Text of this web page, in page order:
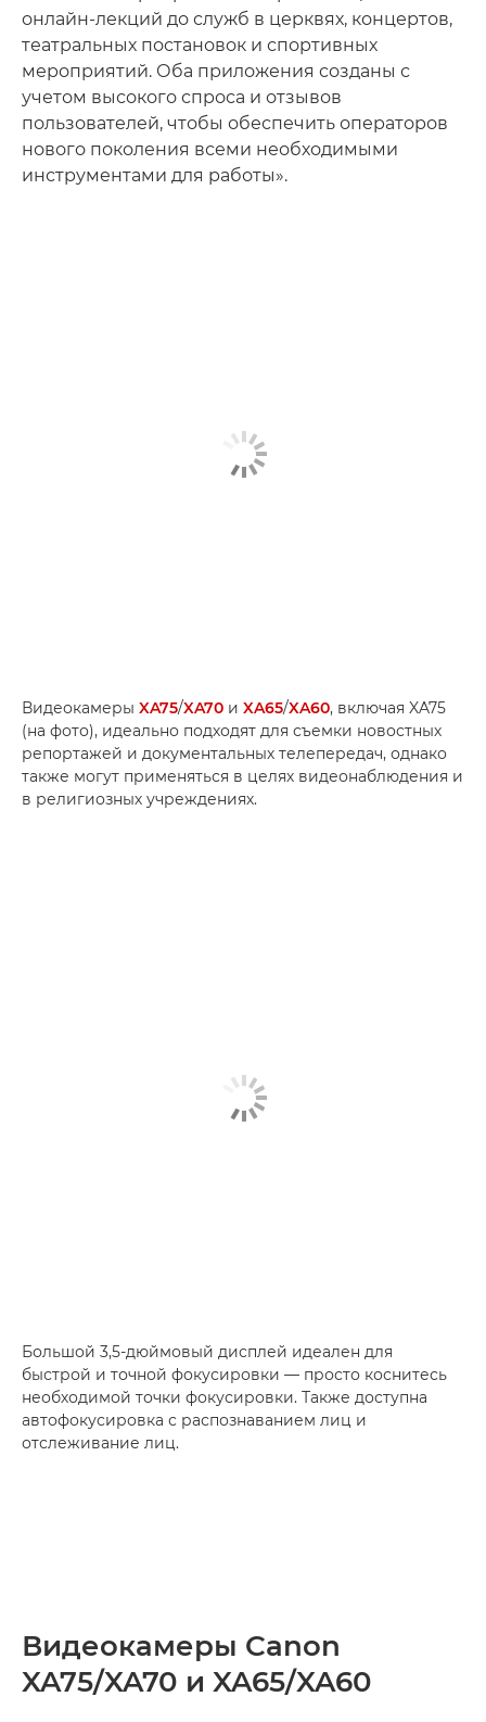
онлайн-лекций до служб в церквях, концертов,
театральных постановок и спортивных
мероприятий. Оба приложения созданы с
учетом высокого спроса и отзывов
пользователей, чтобы обеспечить операторов
нового поколения всеми необходимыми
инструментами для работы».
Видеокамеры XA75/XA70 и XA65/XA60, включая XA75
(на фото), идеально подходят для съемки новостных
репортажей и документальных телепередач, однако
также могут применяться в целях видеонаблюдения и
в религиозных учреждениях.
Большой 3,5-дюймовый дисплей идеален для
быстрой и точной фокусировки — просто коснитесь
необходимой точки фокусировки. Также доступна
автофокусировка с распознаванием лиц и
отслеживание лиц.
Видеокамеры Canon
XA75/XA70 и XA65/XA60